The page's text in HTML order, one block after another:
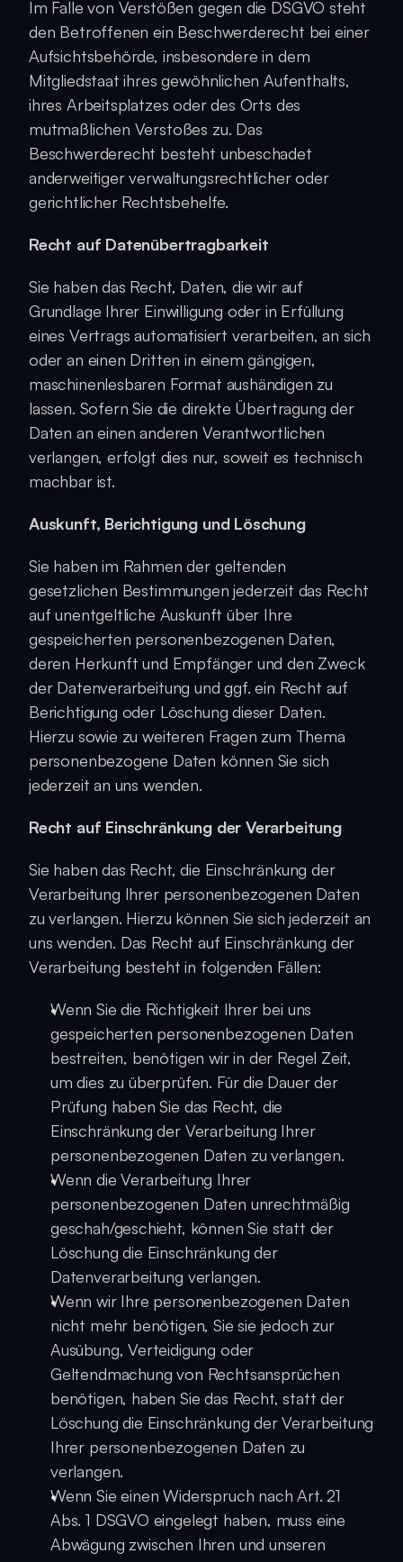
Im Falle von Verstößen gegen die DSGVO steht
den Betroffenen ein Beschwerderecht bei einer
Aufsichtsbehörde, insbesondere in dem
Mitgliedstaat ihres gewöhnlichen Aufenthalts,
ihres Arbeitsplatzes oder des Orts des
mutmaßlichen Verstoßes zu. Das
Beschwerderecht besteht unbeschadet
anderweitiger verwaltungsrechtlicher oder
gerichtlicher Rechtsbehelfe.
Recht auf Daten­übertrag­barkeit
Sie haben das Recht, Daten, die wir auf
Grundlage Ihrer Einwilligung oder in Erfüllung
eines Vertrags automatisiert verarbeiten, an sich
oder an einen Dritten in einem gängigen,
maschinenlesbaren Format aushändigen zu
lassen. Sofern Sie die direkte Übertragung der
Daten an einen anderen Verantwortlichen
verlangen, erfolgt dies nur, soweit es technisch
machbar ist.
Auskunft, Berichtigung und Löschung
Sie haben im Rahmen der geltenden
gesetzlichen Bestimmungen jederzeit das Recht
auf unentgeltliche Auskunft über Ihre
gespeicherten personenbezogenen Daten,
deren Herkunft und Empfänger und den Zweck
der Datenverarbeitung und ggf. ein Recht auf
Berichtigung oder Löschung dieser Daten.
Hierzu sowie zu weiteren Fragen zum Thema
personenbezogene Daten können Sie sich
jederzeit an uns wenden.
Recht auf Einschränkung der Verarbeitung
Sie haben das Recht, die Einschränkung der
Verarbeitung Ihrer personenbezogenen Daten
zu verlangen. Hierzu können Sie sich jederzeit an
uns wenden. Das Recht auf Einschränkung der
Verarbeitung besteht in folgenden Fällen:
Wenn Sie die Richtigkeit Ihrer bei uns
gespeicherten personenbezogenen Daten
bestreiten, benötigen wir in der Regel Zeit,
um dies zu überprüfen. Für die Dauer der
Prüfung haben Sie das Recht, die
Einschränkung der Verarbeitung Ihrer
personenbezogenen Daten zu verlangen.
Wenn die Verarbeitung Ihrer
personenbezogenen Daten unrechtmäßig
geschah/geschieht, können Sie statt der
Löschung die Einschränkung der
Datenverarbeitung verlangen.
Wenn wir Ihre personenbezogenen Daten
nicht mehr benötigen, Sie sie jedoch zur
Ausübung, Verteidigung oder
Geltendmachung von Rechtsansprüchen
benötigen, haben Sie das Recht, statt der
Löschung die Einschränkung der Verarbeitung
Ihrer personenbezogenen Daten zu
verlangen.
Wenn Sie einen Widerspruch nach Art. 21
Abs. 1 DSGVO eingelegt haben, muss eine
Abwägung zwischen Ihren und unseren